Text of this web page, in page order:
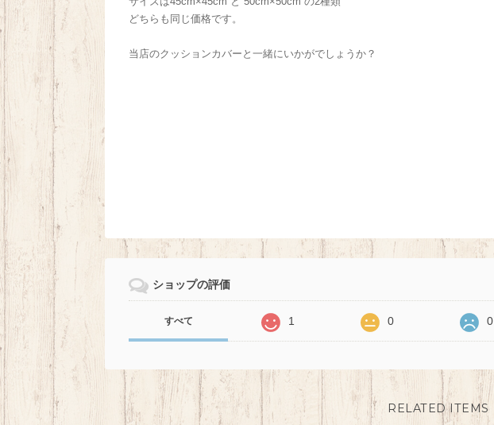
どちらも同じ価格です。
当店のクッションカバーと一緒にいかがでしょうか？
ショップの評価
すべて 1 0 0
RELATED ITEMS